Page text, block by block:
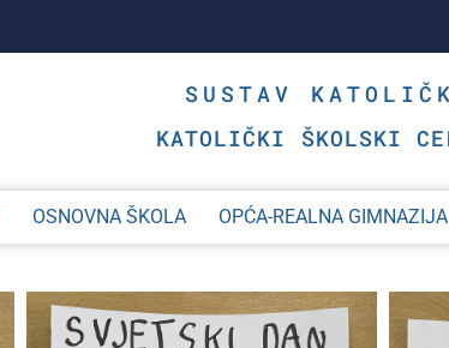
SUSTAV
KATOLIČKI ŠKOLSKI
OSNOVNA ŠKOLA OPĆA-REALNA GIMNAZIJA